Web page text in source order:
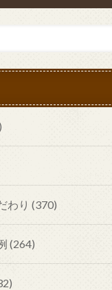
わり (370)
(264)